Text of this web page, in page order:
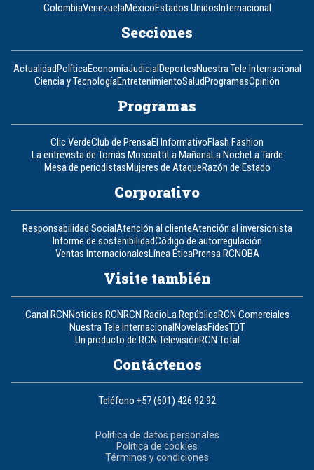
ColombiaVenezuelaMéxicoEstados UnidosInternacional
Secciones
ActualidadPolíticaEconomíaJudicialDeportesNuestra Tele Internacional
Ciencia y TecnologíaEntretenimientoSaludProgramasOpinión
Programas
Clic VerdeClub de PrensaEl InformativoFlash Fashion
La entrevista de Tomás MosciattiLa MañanaLa NocheLa Tarde
Mesa de periodistasMujeres de AtaqueRazón de Estado
Corporativo
Responsabilidad SocialAtención al clienteAtención al inversionista
Informe de sostenibilidadCódigo de autorregulación
Ventas InternacionalesLínea ÉticaPrensa RCNOBA
Visite también
Canal RCNNoticias RCNRCN RadioLa RepúblicaRCN Comerciales
Nuestra Tele InternacionalNovelasFidesTDT
Un producto de RCN TelevisiónRCN Total
Contáctenos
Teléfono +57 (601) 426 92 92
Política de datos personales
Política de cookies
Términos y condiciones